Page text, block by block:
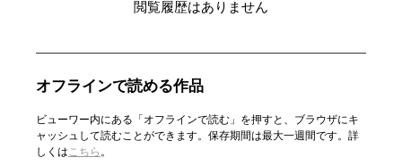
閲覧履歴はありません
オフラインで読める作品
ビューワー内にある「オフラインで読む」を押すと、ブラウザにキ
ャッシュして読むことができます。保存期間は最大一週間です。詳
しくはこちら 。